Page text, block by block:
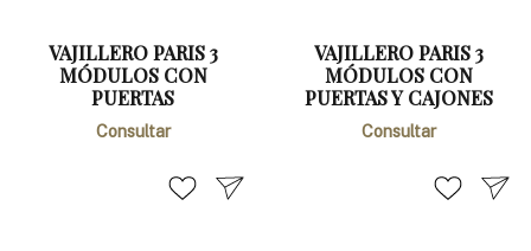
VAJILLERO PARIS 3
MÓDULOS CON
PUERTAS
Consultar
VAJILLERO PARIS 3
MÓDULOS CON
PUERTAS Y CAJONES
Consultar